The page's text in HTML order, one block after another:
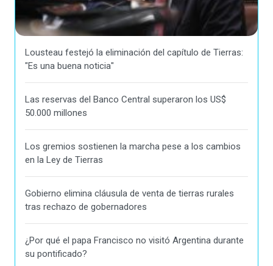
Lousteau festejó la eliminación del capítulo de Tierras:
"Es una buena noticia"
Las reservas del Banco Central superaron los US$
50.000 millones
Los gremios sostienen la marcha pese a los cambios
en la Ley de Tierras
Gobierno elimina cláusula de venta de tierras rurales
tras rechazo de gobernadores
¿Por qué el papa Francisco no visitó Argentina durante
su pontificado?